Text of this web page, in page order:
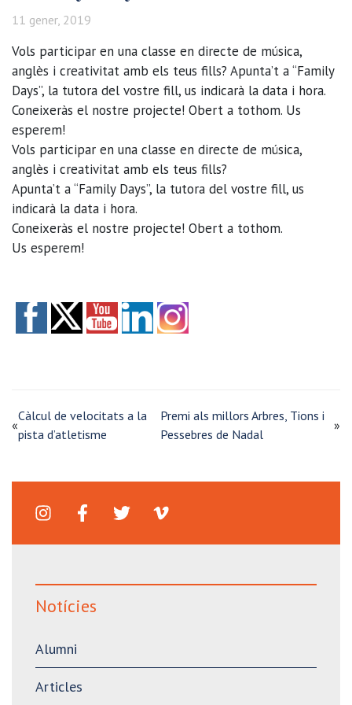
11 gener, 2019
Vols participar en una classe en directe de música,
anglès i creativitat amb els teus fills? Apunta’t a “Family
Days”, la tutora del vostre fill, us indicarà la data i hora.
Coneixeràs el nostre projecte! Obert a tothom. Us
esperem!
Vols participar en una classe en directe de música,
anglès i creativitat amb els teus fills?
Apunta’t a “Family Days”, la tutora del vostre fill, us
indicarà la data i hora.
Coneixeràs el nostre projecte! Obert a tothom.
Us esperem!
«
Càlcul de velocitats a la
pista d’atletisme
Premi als millors Arbres, Tions i
Pessebres de Nadal
»
Notícies
Alumni
Articles